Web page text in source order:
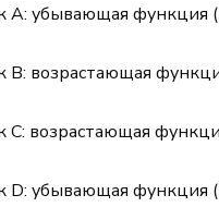
A: убывающая функция (
B: возрастающая
C: возрастающая
D: убывающая функция (